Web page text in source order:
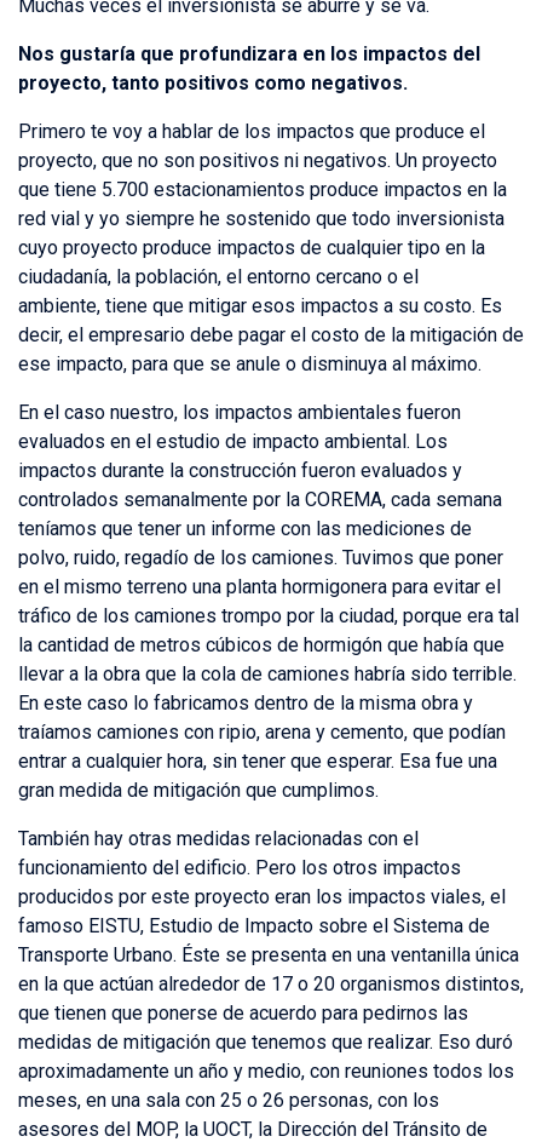
Muchas veces el inversionista se aburre y se va.
Nos gustaría que profundizara en los impactos del
proyecto, tanto positivos como negativos.
Primero te voy a hablar de los impactos que produce el
proyecto, que no son positivos ni negativos. Un proyecto
que tiene 5.700 estacionamientos produce impactos en la
red vial y yo siempre he sostenido que todo inversionista
cuyo proyecto produce impactos de cualquier tipo en la
ciudadanía, la población, el entorno cercano o el
ambiente, tiene que mitigar esos impactos a su costo. Es
decir, el empresario debe pagar el costo de la mitigación de
ese impacto, para que se anule o disminuya al máximo.
En el caso nuestro, los impactos ambientales fueron
evaluados en el estudio de impacto ambiental. Los
impactos durante la construcción fueron evaluados y
controlados semanalmente por la COREMA, cada semana
teníamos que tener un informe con las mediciones de
polvo, ruido, regadío de los camiones. Tuvimos que poner
en el mismo terreno una planta hormigonera para evitar el
tráfico de los camiones trompo por la ciudad, porque era tal
la cantidad de metros cúbicos de hormigón que había que
llevar a la obra que la cola de camiones habría sido terrible.
En este caso lo fabricamos dentro de la misma obra y
traíamos camiones con ripio, arena y cemento, que podían
entrar a cualquier hora, sin tener que esperar. Esa fue una
gran medida de mitigación que cumplimos.
También hay otras medidas relacionadas con el
funcionamiento del edificio. Pero los otros impactos
producidos por este proyecto eran los impactos viales, el
famoso EISTU, Estudio de Impacto sobre el Sistema de
Transporte Urbano. Éste se presenta en una ventanilla única
en la que actúan alrededor de 17 o 20 organismos distintos,
que tienen que ponerse de acuerdo para pedirnos las
medidas de mitigación que tenemos que realizar. Eso duró
aproximadamente un año y medio, con reuniones todos los
meses, en una sala con 25 o 26 personas, con los
asesores del MOP, la UOCT, la Dirección del Tránsito de